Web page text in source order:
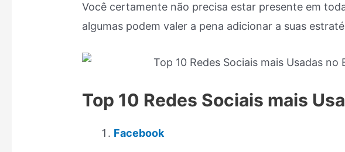
Você certamente não precisa estar presente em
algumas podem valer a pena adicionar a suas
Top 10 Redes Sociais mais
Facebook